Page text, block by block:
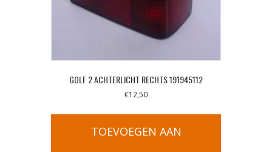
GOLF 2 ACHTERLICHT RECHTS 191945112
€12,50
TOEVOEGEN AAN